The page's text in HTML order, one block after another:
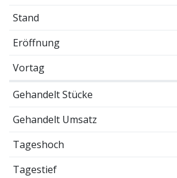
Stand
Eröffnung
Vortag
Gehandelt Stücke
Gehandelt Umsatz
Tageshoch
Tagestief